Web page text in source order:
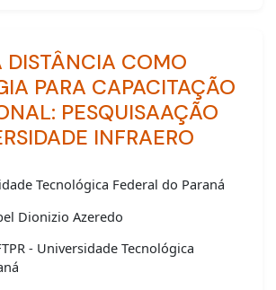
DISTÂNCIA COMO
PARA CAPACITAÇÃO
PESQUISA­AÇÃO
INFRAERO
Tecnológica Federal do Paraná
Dionizio Azeredo
- Universidade Tecnológica